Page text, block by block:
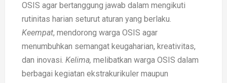
OSIS agar bertanggung jawab dalam mengikuti
rutinitas harian seturut aturan yang berlaku.
Keempat, mendorong warga OSIS agar
menumbuhkan semangat keugaharian, kreativitas,
dan inovasi. Kelima, melibatkan warga OSIS dalam
berbagai kegiatan ekstrakurikuler maupun